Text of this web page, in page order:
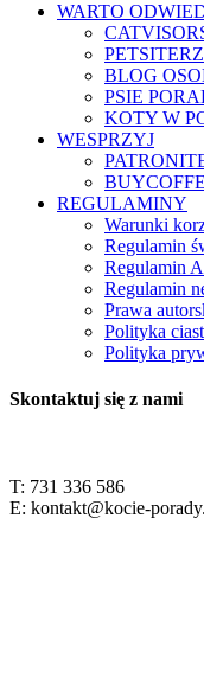
WARTO
BLOG
PSIE
KOTY W
WESPRZYJ
REGULAMINY
Warunki
Regulamin
Regulamin
Regulamin
Prawa
Polityka
Polityka
Skontaktuj się z nami
T: 731 336 586
E: kontakt@kocie-